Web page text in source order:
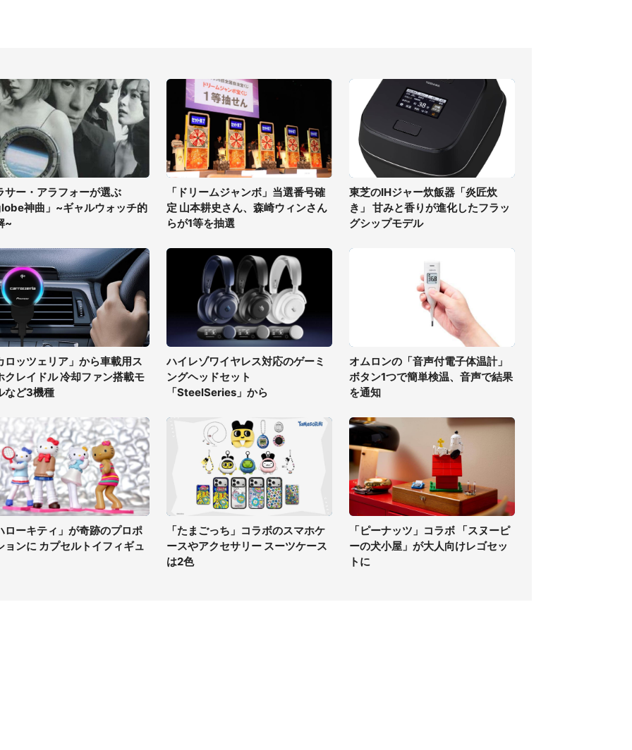
サー・アラフォーが選ぶ
神曲」~ギャルウォッチ的
~
「ドリームジャンボ」当選番号確
定 山本耕史さん、森崎ウィンさん
らが1等を抽選
東芝のIHジャー炊飯器「炎匠炊
き」 甘みと香りが進化したフラッ
グシップモデル
ロッツェリア」から車載用ス
クレイドル 冷却ファン搭載モ
など3機種
ハイレゾワイヤレス対応のゲーミ
ングヘッドセット
「SteelSeries」から
オムロンの「音声付電子体温計」
ボタン1つで簡単検温、音声で結果
を通知
ローキティ」が奇跡のプロポ
ョンに カプセルトイフィギュ
「たまごっち」コラボのスマホケ
ースやアクセサリー スーツケース
は2色
「ピーナッツ」コラボ 「スヌーピ
ーの犬小屋」が大人向けレゴセッ
トに